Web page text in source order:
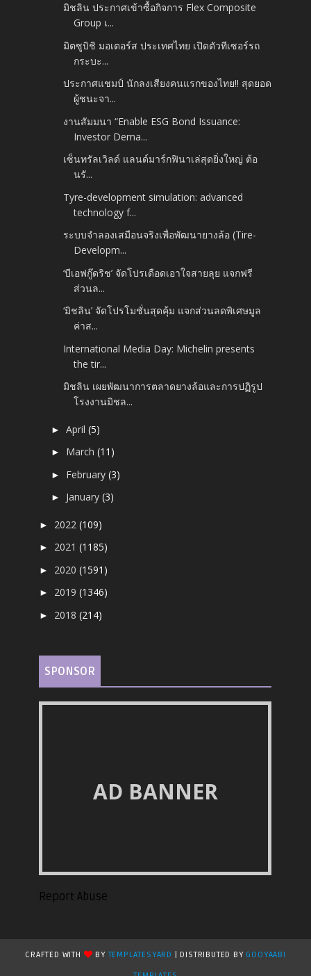
มิชลิน ประกาศเข้าซื้อกิจการ Flex Composite
Group เ...
มิตซูบิชิ มอเตอร์ส ประเทศไทย เปิดตัวทีเซอร์รถ
กระบะ...
ประกาศแชมป์ นักลงเสียงคนแรกของไทย!! สุดยอด
ผู้ชนะจา...
งานสัมมนา “Enable ESG Bond Issuance:
Investor Dema...
เซ็นทรัลเวิลด์ แลนด์มาร์กฟินาเล่สุดยิ่งใหญ่ ต้อ
นรั...
Tyre-development simulation: advanced
technology f...
ระบบจำลองเสมือนจริงเพื่อพัฒนายางล้อ (Tire-
Developm...
‘บีเอฟกู๊ดริช’ จัดโปรเดือดเอาใจสายลุย แจกฟรี
ส่วนล...
‘มิชลิน’ จัดโปรโมชั่นสุดคุ้ม แจกส่วนลดพิเศษมูล
ค่าส...
International Media Day: Michelin presents
the tir...
มิชลิน เผยพัฒนาการตลาดยางล้อและการปฏิรูป
โรงงานมิชล...
►April(5)
► March(11)
► February(3)
► January(3)
► 2022(109)
► 2021(1185)
► 2020(1591)
► 2019(1346)
► 2018(214)
SPONSOR
AD BANNER
Report Abuse
CRAFTED WITH BYTEMPLATESYARD | DISTRIBUTED BY GOOYAABI